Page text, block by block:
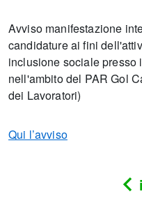
Avviso manifestazione
candidature ai fini
inclusione sociale presso
nell'ambito del PAR Gol
dei Lavoratori)
Qui l’avviso